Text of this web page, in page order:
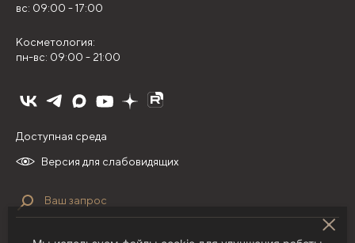
вс: 09:00 - 17:00
Косметология:
пн-вс: 09:00 - 21:00
Версия для слабовидящих
Доступная среда